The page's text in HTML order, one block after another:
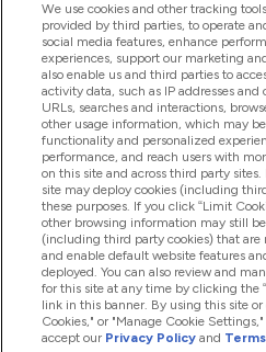
Aiuto & Informazioni
Prodotti
Chi Siamo
Fedeltà & Premi
2026 The Hut.com Ltd
We use cookies and other tracking
provided by third parties, to operate
social media features, enhance
experiences, support our marketing
also enable us and third parties to
activity data, such as IP addresses
URLs, searches and interactions,
other usage information, which may
functionality and personalized
performance, and reach users with
on this site and across third party
site may deploy cookies (including
these purposes. If you click “Limit
other browsing information may still
(including third party cookies) that are
and enable default website features
deployed. You can also review and
for this site at any time by clicking the
link in this banner. By using this site
Cookies," or "Manage Cookie
accept our Privacy Policy and